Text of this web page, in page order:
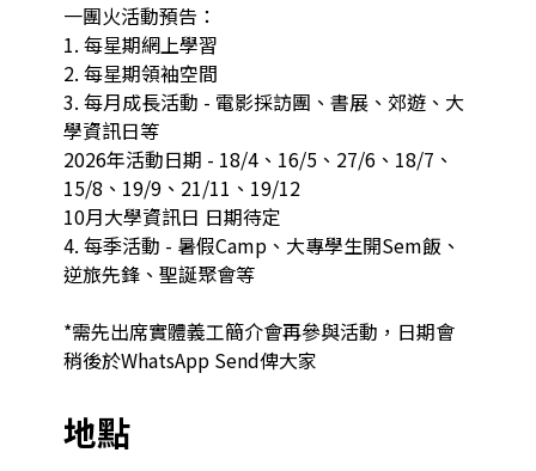
一團火活動預告：
1. 每星期網上學習
2. 每星期領袖空間
3. 每月成長活動 - 電影採訪團、書展、郊遊、大
學資訊日等
2026年活動日期 - 18/4、16/5、27/6、18/7、
15/8、19/9、21/11、19/12
10月大學資訊日 日期待定
4. 每季活動 - 暑假Camp、大專學生開Sem飯、
逆旅先鋒、聖誕聚會等
*需先出席實體義工簡介會再參與活動，日期會
稍後於WhatsApp Send俾大家
地點